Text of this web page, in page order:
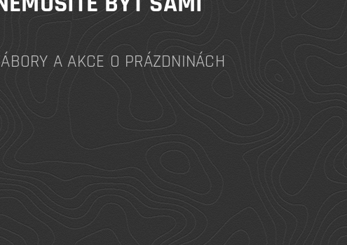
A AKCE O PRÁZDNINÁCH